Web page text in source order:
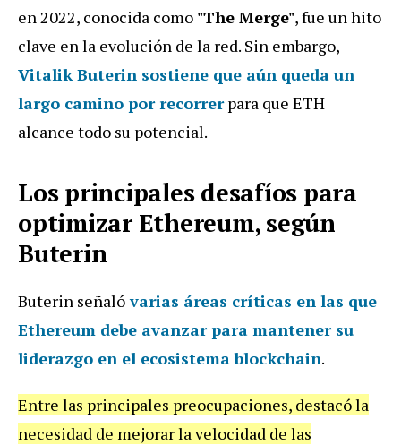
en 2022, conocida como "The Merge", fue un hito
clave en la evolución de la red. Sin embargo,
Vitalik Buterin sostiene que aún queda un
largo camino por recorrerpara que ETH
alcance todo su potencial.
Los principales desafíos para
optimizar Ethereum, según
Buterin
Buterin señalóvarias áreas críticas en las que
Ethereum debe avanzar para mantener su
liderazgo en el ecosistema blockchain.
Entre las principales preocupaciones, destacó la
necesidad de mejorar la velocidad de las